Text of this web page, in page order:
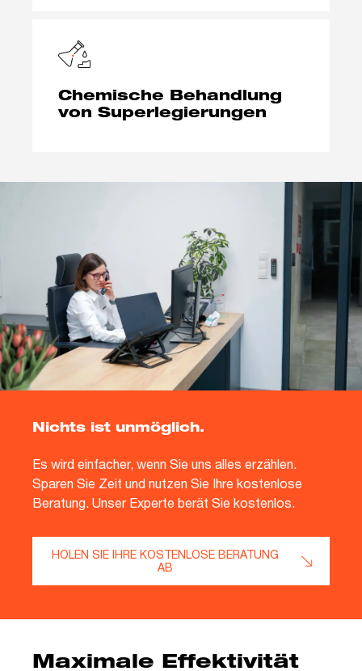
Chemische Behandlung
von Superlegierungen
Nichts ist unmöglich.
Es wird einfacher, wenn Sie uns alles erzählen.
Sparen Sie Zeit und nutzen Sie Ihre kostenlose
Beratung. Unser Experte berät Sie kostenlos.
HOLEN SIE IHRE KOSTENLOSE BERATUNG
AB
Maximale Effektivität